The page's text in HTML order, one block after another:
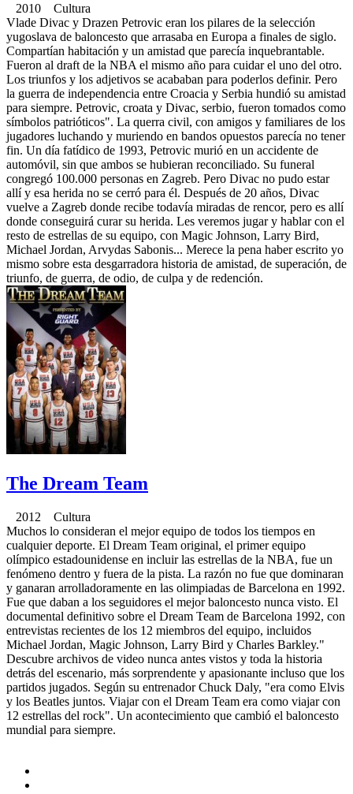
2010 Cultura
Vlade Divac y Drazen Petrovic eran los pilares de la selección
yugoslava de baloncesto que arrasaba en Europa a finales de siglo.
Compartían habitación y un amistad que parecía inquebrantable.
Fueron al draft de la NBA el mismo año para cuidar el uno del otro.
Los triunfos y los adjetivos se acababan para poderlos definir. Pero
la guerra de independencia entre Croacia y Serbia hundió su amistad
para siempre. Petrovic, croata y Divac, serbio, fueron tomados como
símbolos patrióticos". La querra civil, con amigos y familiares de los
jugadores luchando y muriendo en bandos opuestos parecía no tener
fin. Un día fatídico de 1993, Petrovic murió en un accidente de
automóvil, sin que ambos se hubieran reconciliado. Su funeral
congregó 100.000 personas en Zagreb. Pero Divac no pudo estar
allí y esa herida no se cerró para él. Después de 20 años, Divac
vuelve a Zagreb donde recibe todavía miradas de rencor, pero es allí
donde conseguirá curar su herida. Les veremos jugar y hablar con el
resto de estrellas de su equipo, con Magic Johnson, Larry Bird,
Michael Jordan, Arvydas Sabonis... Merece la pena haber escrito yo
mismo sobre esta desgarradora historia de amistad, de superación, de
triunfo, de guerra, de odio, de culpa y de redención.
The Dream Team
2012 Cultura
Muchos lo consideran el mejor equipo de todos los tiempos en
cualquier deporte. El Dream Team original, el primer equipo
olímpico estadounidense en incluir las estrellas de la NBA, fue un
fenómeno dentro y fuera de la pista. La razón no fue que dominaran
y ganaran arrolladoramente en las olimpiadas de Barcelona en 1992.
Fue que daban a los seguidores el mejor baloncesto nunca visto. El
documental definitivo sobre el Dream Team de Barcelona 1992, con
entrevistas recientes de los 12 miembros del equipo, incluidos
Michael Jordan, Magic Johnson, Larry Bird y Charles Barkley."
Descubre archivos de video nunca antes vistos y toda la historia
detrás del escenario, más sorprendente y apasionante incluso que los
partidos jugados. Según su entrenador Chuck Daly, "era como Elvis
y los Beatles juntos. Viajar con el Dream Team era como viajar con
12 estrellas del rock". Un acontecimiento que cambió el baloncesto
mundial para siempre.